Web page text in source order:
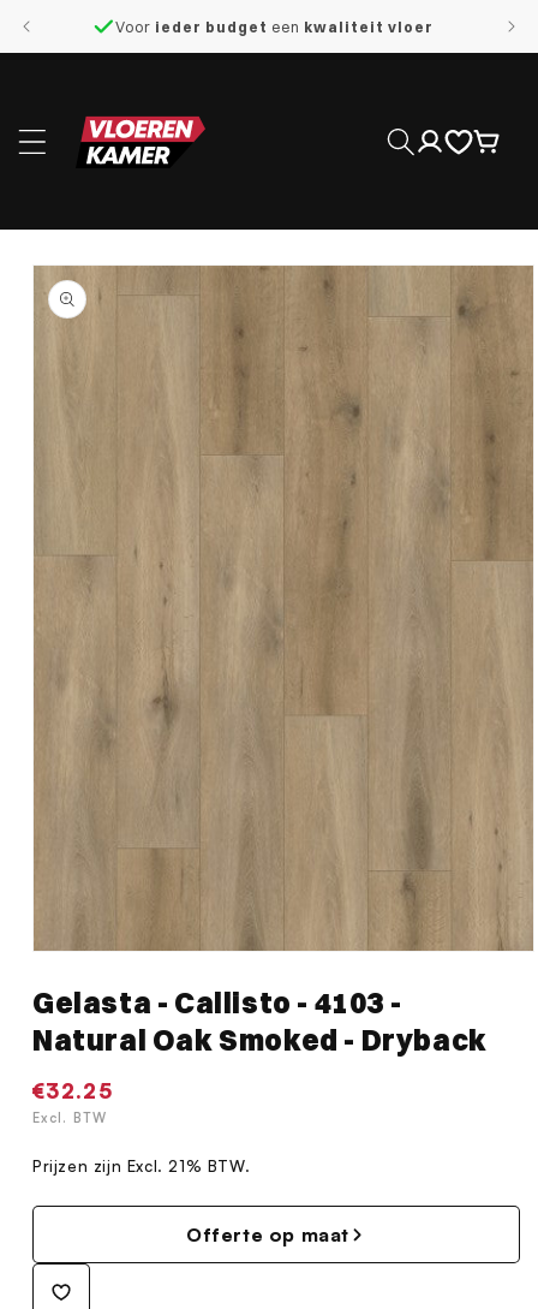
naar de
Voor ieder budget een kwaliteit vloer
Inloggen
direct naar
openen
modaal
Gelasta - Callisto - 4103 -
Natural Oak Smoked - Dryback
Normale
prijs
€32.25
Excl. BTW
Prijzen zijn Excl. 21% BTW.
Offerte op maat